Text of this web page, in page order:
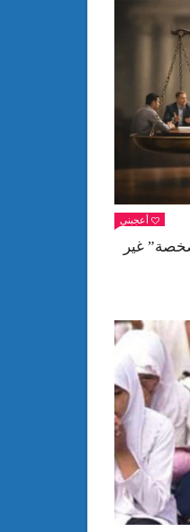
أعجبني
غير